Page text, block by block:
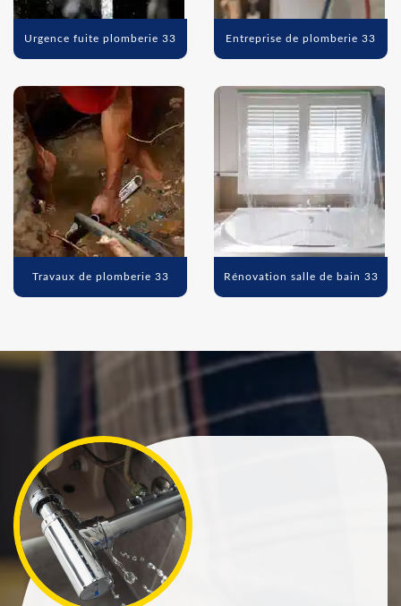
Urgence fuite plomberie 33 Entreprise de plomberie 33
Travaux de plomberie 33 Rénovation salle de bain 33